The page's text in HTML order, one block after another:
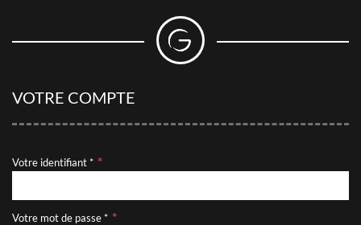
VOTRE COMPTE
Votre identifiant *
Votre mot de passe *